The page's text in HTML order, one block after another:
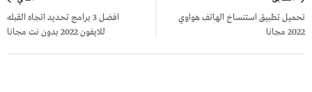
المقالات
تحميل تطبيق استنساخ الهاتف هواوي
2022 مجانا
افضل 3 برامج تحديد اتجاه القبله
للايفون 2022 بدون نت مجانا